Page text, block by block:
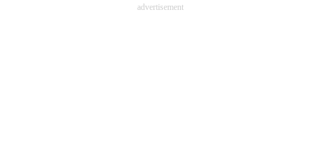
企業向けIT製品の総合サイトadvertisement